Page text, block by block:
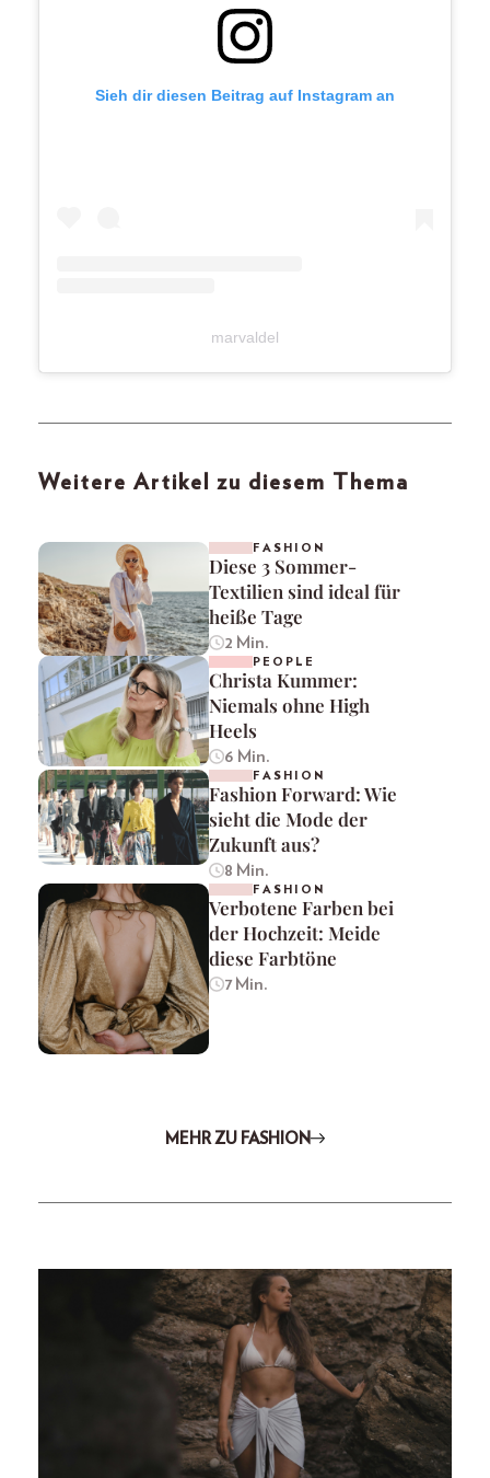
Sieh dir diesen Beitrag auf Instagram an
marvaldel
Weitere Artikel zu diesem Thema
FASHION
Diese 3 Sommer-
Textilien sind ideal für
heiße Tage
2 Min.
PEOPLE
Christa Kummer:
Niemals ohne High
Heels
6 Min.
FASHION
Fashion Forward: Wie
sieht die Mode der
Zukunft aus?
8 Min.
FASHION
Verbotene Farben bei
der Hochzeit: Meide
diese Farbtöne
7 Min.
MEHR ZU FASHION